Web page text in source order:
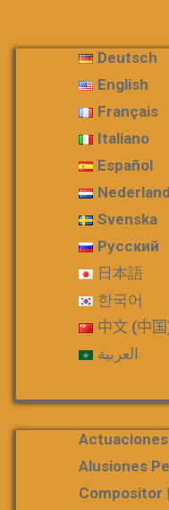
Deutsch
English
Français
Italiano
Español
Svenska
Русский
日本語
한국어
中文 (中
العربية
Alusiones
Compositor